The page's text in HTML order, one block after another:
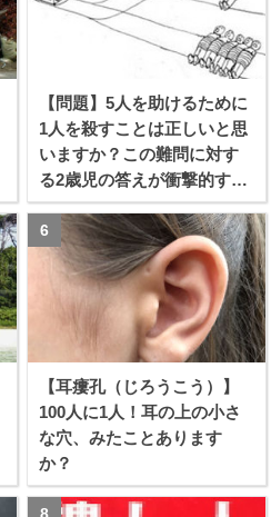
【問題】5人を助けるために
1人を殺すことは正しいと思
いますか？この難問に対す
る2歳児の答えが衝撃的すぎ
る！！
【耳瘻孔（じろうこう）】
100人に1人！耳の上の小さ
な穴、みたことあります
か？